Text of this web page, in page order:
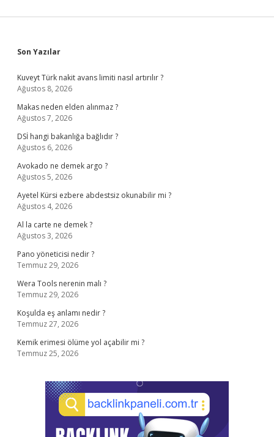
Sidebar
Son Yazılar
Kuveyt Türk nakit avans limiti nasıl artırılır ?
Ağustos 8, 2026
Makas neden elden alınmaz ?
Ağustos 7, 2026
DSİ hangi bakanlığa bağlıdır ?
Ağustos 6, 2026
Avokado ne demek argo ?
Ağustos 5, 2026
Ayetel Kürsi ezbere abdestsiz okunabilir mi ?
Ağustos 4, 2026
Al la carte ne demek ?
Ağustos 3, 2026
Pano yöneticisi nedir ?
Temmuz 29, 2026
Wera Tools nerenin malı ?
Temmuz 29, 2026
Koşulda eş anlamı nedir ?
Temmuz 27, 2026
Kemik erimesi ölüme yol açabilir mi ?
Temmuz 25, 2026